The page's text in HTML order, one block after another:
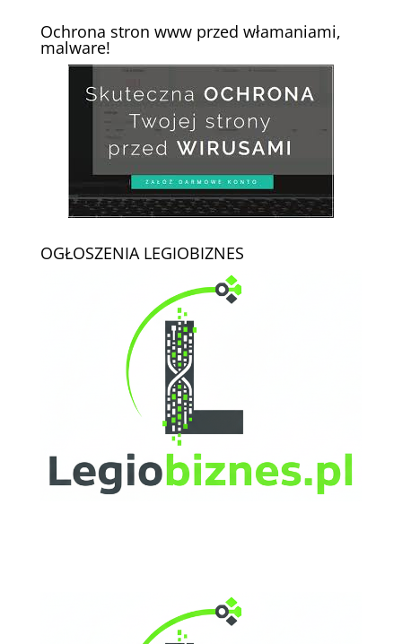
Ochrona stron www przed włamaniami,
malware!
OGŁOSZENIA LEGIOBIZNES